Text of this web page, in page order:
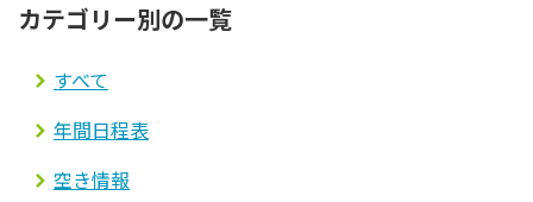
カテゴリー別の一覧
すべて
年間日程表
空き情報